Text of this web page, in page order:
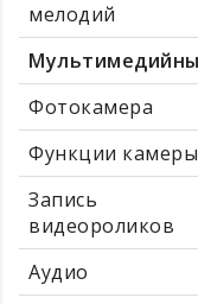
мелодий
Фотокамера
Функции камеры
Запись
видеороликов
Аудио